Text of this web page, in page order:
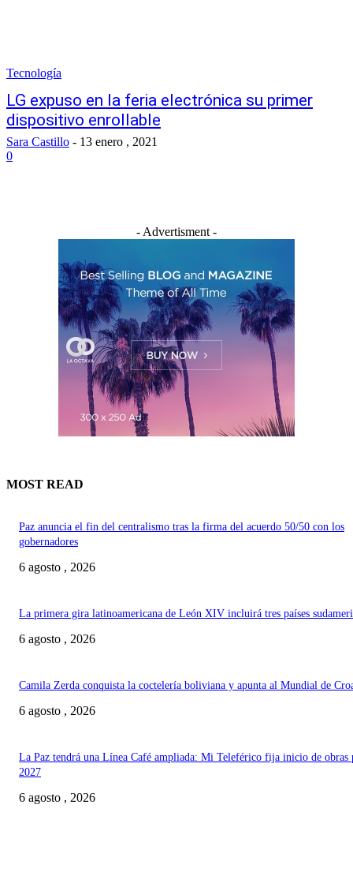
Tecnología
LG expuso en la feria electrónica su primer
dispositivo enrollable
Sara Castillo - 13 enero , 2021
0
- Advertisment -
MOST READ
Paz anuncia el fin del centralismo tras la firma del acuerdo 50/50 con los
gobernadores
6 agosto , 2026
La primera gira latinoamericana de León XIV incluirá tres países
6 agosto , 2026
Camila Zerda conquista la coctelería boliviana y apunta al Mundial de
6 agosto , 2026
La Paz tendrá una Línea Café ampliada: Mi Teleférico fija inicio de obras
2027
6 agosto , 2026